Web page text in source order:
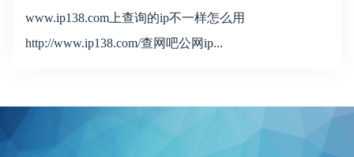
www.ip138.com上查询的ip不一样怎么用
http://www.ip138.com/查网吧公网ip...